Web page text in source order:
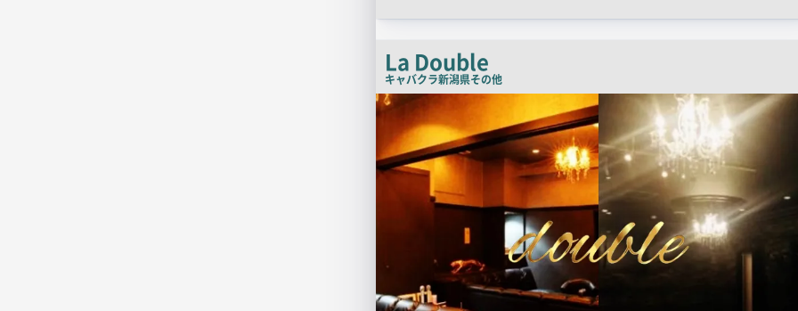
チ
コ
ピ
ー
La Double
キャバクラ新潟県その他
検
索
一
覧
用